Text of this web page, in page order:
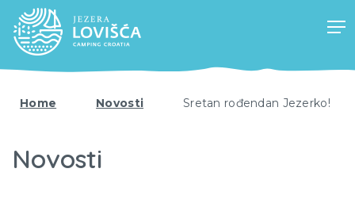
Home Novosti Sretan rođendan Jezerko!
Novosti